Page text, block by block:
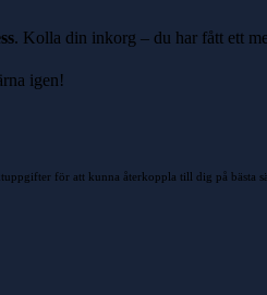
. Kolla din inkorg – du har fått ett
igen!
för att kunna återkoppla till dig på bästa